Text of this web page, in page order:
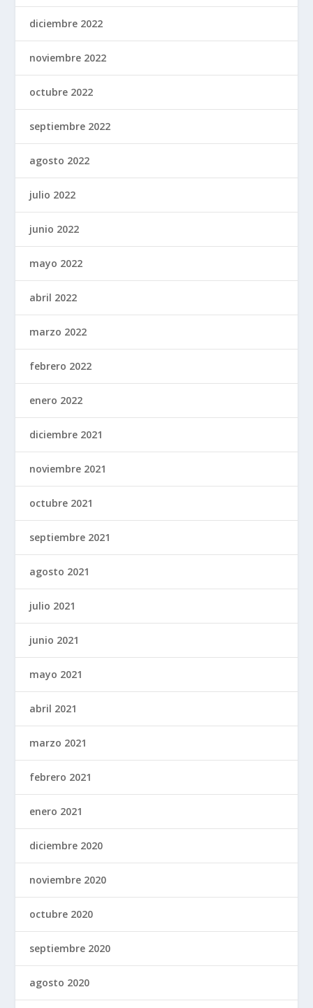
diciembre 2022
noviembre 2022
octubre 2022
septiembre 2022
agosto 2022
julio 2022
junio 2022
mayo 2022
abril 2022
marzo 2022
febrero 2022
enero 2022
diciembre 2021
noviembre 2021
octubre 2021
septiembre 2021
agosto 2021
julio 2021
junio 2021
mayo 2021
abril 2021
marzo 2021
febrero 2021
enero 2021
diciembre 2020
noviembre 2020
octubre 2020
septiembre 2020
agosto 2020